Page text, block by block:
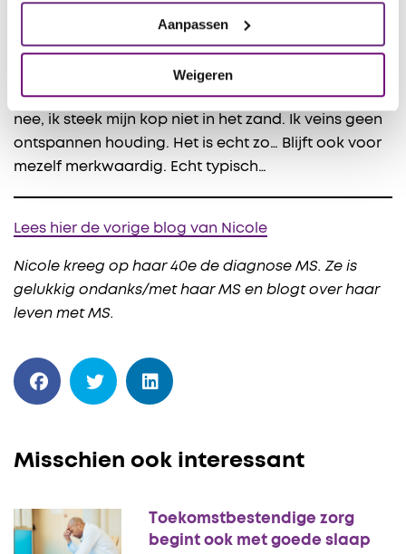
Aanpassen
Weigeren
goed was en de sfeer gezellig, dat we daar weer
met plezier terugkomen.
En voor de aandachtige lezer of voor de cynicus:
nee, ik steek mijn kop niet in het zand. Ik veins geen
ontspannen houding. Het is echt zo… Blijft ook voor
mezelf merkwaardig. Echt typisch…
Lees hier de vorige blog van Nicole
Nicole kreeg op haar 40e de diagnose MS. Ze is
gelukkig ondanks/met haar MS en blogt over haar
leven met MS.
Misschien ook interessant
Toekomstbestendige zorg
begint ook met goede slaap